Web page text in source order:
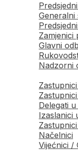
Generalni
Zamjenici
Glavni
Nadzorni
Delegati
Izaslanici
Načelnici
Vijećnici /